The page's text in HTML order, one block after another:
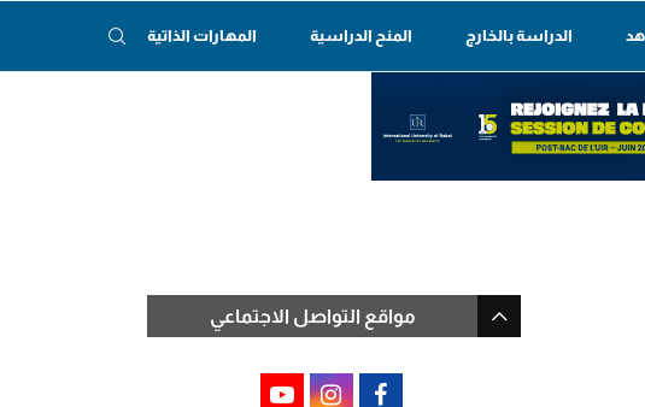
الدراسة بالخارج المنح الدراسية المهارات الذاتية
مواقع التواصل الاجتماعي